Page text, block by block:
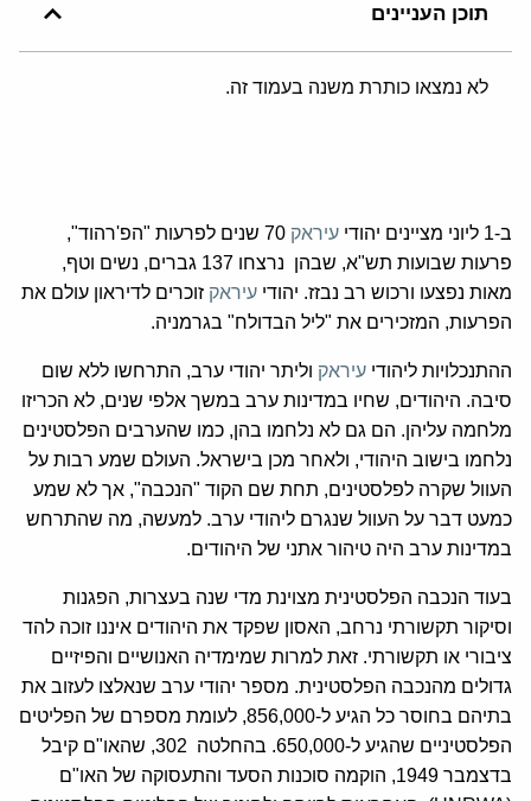
תוכן העניינים
לא נמצאו כותרת משנה בעמוד זה.
ב-1 ליוני מציינים יהודי עיראק
70 שנים לפרעות "הפ'רהוד",
פרעות שבועות תש"א, שבהן נרצחו 137 גברים, נשים וטף,
מאות נפצעו ורכוש רב נבזז. יהודי עיראק זוכרים לדיראון עולם את
הפרעות, המזכירים את "ליל הבדולח" בגרמניה.
ההתנכלויות ליהודי עיראק וליתר יהודי ערב, התרחשו ללא שום
סיבה. היהודים, שחיו במדינות ערב במשך אלפי שנים, לא הכריזו
מלחמה עליהן. הם גם לא נלחמו בהן, כמו שהערבים הפלסטינים
נלחמו בישוב היהודי, ולאחר מכן בישראל. העולם שמע רבות על
העוול שקרה לפלסטינים, תחת שם הקוד "הנכבה", אך לא שמע
כמעט דבר על העוול שנגרם ליהודי ערב. למעשה, מה שהתרחש
במדינות ערב היה טיהור אתני של היהודים.
בעוד הנכבה הפלסטינית מצוינת מדי שנה בעצרות, הפגנות
וסיקור תקשורתי נרחב, האסון שפקד את היהודים איננו זוכה להד
ציבורי או תקשורתי. זאת למרות שמימדיה האנושיים והפיזיים
גדולים מהנכבה הפלסטינית. מספר יהודי ערב שנאלצו לעזוב את
בתיהם בחוסר כל הגיע ל-856,000, לעומת מספרם של הפליטים
הפלסטיניים שהגיע ל-650,000. בהחלטה 302, שהאו"ם קיבל
בדצמבר 1949, הוקמה סוכנות הסעד והתעסוקה של האו"ם